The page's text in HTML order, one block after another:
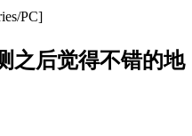
PC]
之后觉得不错的地